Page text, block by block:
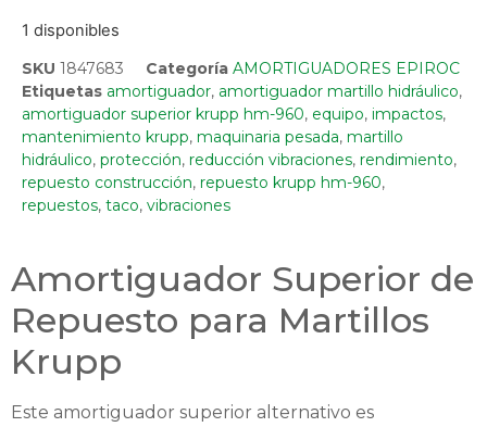
1 disponibles
SKU 1847683 Categoría AMORTIGUADORES EPIROC
Etiquetas amortiguador, amortiguador martillo hidráulico,
amortiguador superior krupp hm-960, equipo, impactos,
mantenimiento krupp, maquinaria pesada, martillo
hidráulico, protección, reducción vibraciones, rendimiento,
repuesto construcción, repuesto krupp hm-960,
repuestos, taco, vibraciones
Amortiguador Superior de
Repuesto para Martillos
Krupp
Este amortiguador superior alternativo es